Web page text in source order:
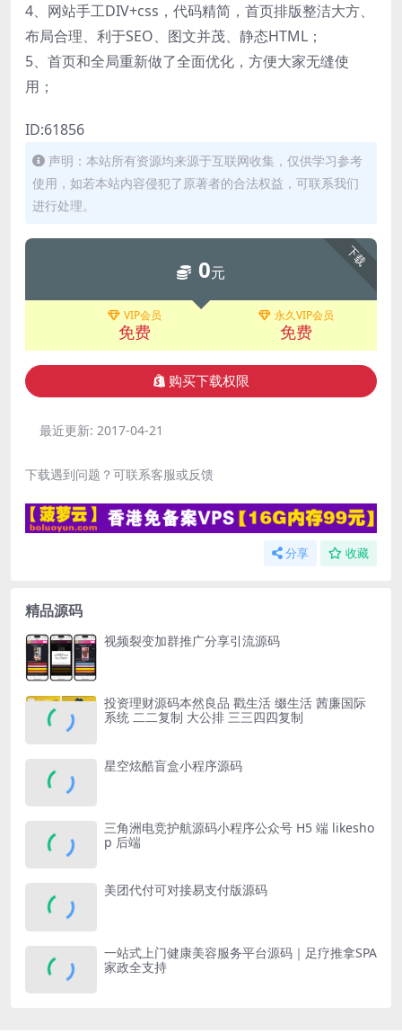
4、网站手工DIV+css，代码精简，首页排版整洁大方、
布局合理、利于SEO、图文并茂、静态HTML；
5、首页和全局重新做了全面优化，方便大家无缝使
用；
ID:61856
声明：本站所有资源均来源于互联网收集，仅供学习参考
使用，如若本站内容侵犯了原著者的合法权益，可联系我们
进行处理。
下载
0元
VIP会员
免费
永久VIP会员
免费
购买下载权限
最近更新: 2017-04-21
下载遇到问题？可联系客服或反馈
分享 收藏
精品源码
视频裂变加群推广分享引流源码
投资理财源码本然良品 戳生活 缀生活 茜廉国际
系统 二二复制 大公排 三三四四复制
星空炫酷盲盒小程序源码
三角洲电竞护航源码小程序公众号 H5 端 likesho
p 后端
美团代付可对接易支付版源码
一站式上门健康美容服务平台源码｜足疗推拿SPA
家政全支持